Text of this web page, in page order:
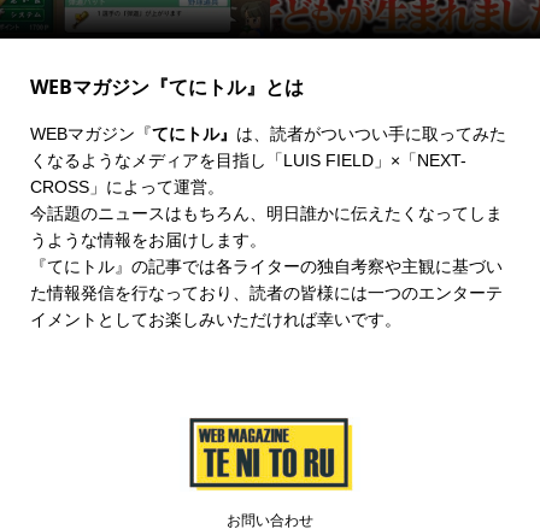
WEBマガジン『てにトル』とは
WEBマガジン『てにトル』 は、読者がついつい手に取ってみた
くなるようなメディアを目指し「LUIS FIELD」×「NEXT-
CROSS」によって運営。
今話題のニュースはもちろん、明日誰かに伝えたくなってしま
うような情報をお届けします。
『てにトル』の記事では各ライターの独自考察や主観に基づい
た情報発信を行なっており、読者の皆様には一つのエンターテ
イメントとしてお楽しみいただければ幸いです。
お問い合わせ